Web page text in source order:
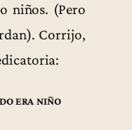
niños. (Pero
Corrijo,
era niño